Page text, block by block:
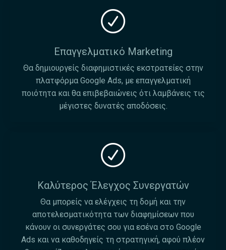
Επαγγελματικό Marketing
Θα δημιουργείς διαφημιστικές εκστρατείες στην
πλατφόρμα Google Ads, με επαγγελματική
ποιότητα και θα επιβεβαιώνεις ότι λαμβάνεις τις
μέγιστες δυνατές αποδόσεις.
Καλύτερος Έλεγχος Συνεργατών
Θα μπορείς να ελέγχεις τη δομή και την
αποτελεσματικότητα των διαφημίσεων που
κάνουν οι συνεργάτες σου για εσένα στο Google
Ads και να καθοδηγείς τη στρατηγική, αφού πλέον